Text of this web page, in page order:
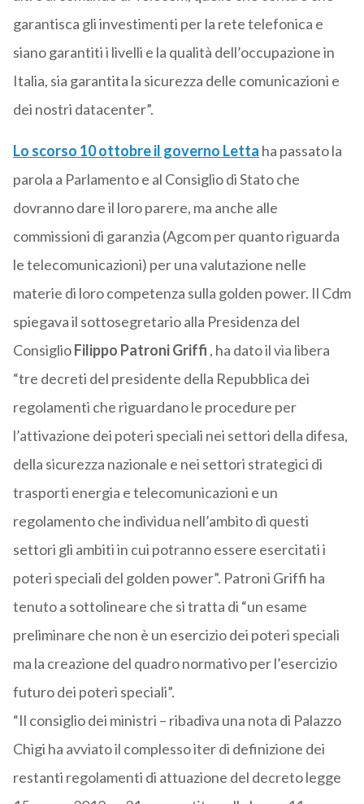
garantisca gli investimenti per la rete telefonica e
siano garantiti i livelli e la qualità dell’occupazione in
Italia, sia garantita la sicurezza delle comunicazioni e
dei nostri datacenter”.
Lo scorso 10 ottobre il governo Letta ha passato la
parola a Parlamento e al Consiglio di Stato che
dovranno dare il loro parere, ma anche alle
commissioni di garanzia (Agcom per quanto riguarda
le telecomunicazioni) per una valutazione nelle
materie di loro competenza sulla golden power. Il Cdm
spiegava il sottosegretario alla Presidenza del
ConsiglioFilippo Patroni Griffi , ha dato il via libera
“tre decreti del presidente della Repubblica dei
regolamenti che riguardano le procedure per
l’attivazione dei poteri speciali nei settori della difesa,
della sicurezza nazionale e nei settori strategici di
trasporti energia e telecomunicazioni e un
regolamento che individua nell’ambito di questi
settori gli ambiti in cui potranno essere esercitati i
poteri speciali del golden power”. Patroni Griffi ha
tenuto a sottolineare che si tratta di “un esame
preliminare che non è un esercizio dei poteri speciali
ma la creazione del quadro normativo per l’esercizio
futuro dei poteri speciali”.
“Il consiglio dei ministri – ribadiva una nota di Palazzo
Chigi ha avviato il complesso iter di definizione dei
restanti regolamenti di attuazione del decreto legge